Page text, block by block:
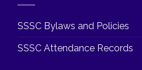
SSSC Bylaws and Policies
SSSC Attendance Records